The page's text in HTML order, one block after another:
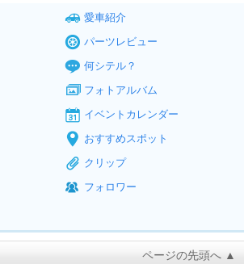
愛車紹介
パーツレビュー
何シテル？
フォトアルバム
イベントカレンダー
おすすめスポット
クリップ
フォロワー
ページの先頭へ ▲